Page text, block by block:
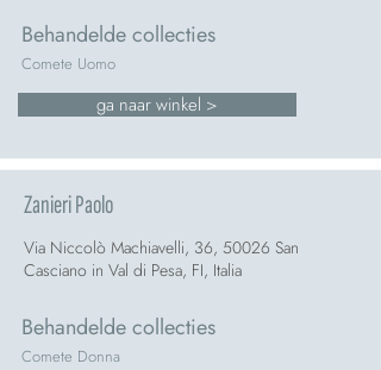
Behandelde collecties
Comete Uomo
ga naar winkel >
Zanieri Paolo
Via Niccolò Machiavelli, 36, 50026 San
Casciano in Val di Pesa, FI, Italia
Behandelde collecties
Comete Donna